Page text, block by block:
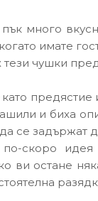
много
имате
тези чушки
предястие
и биха
се задържат
по-скоро
ви остане